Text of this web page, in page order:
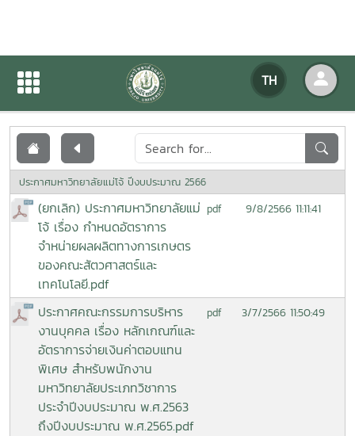
TH
เอกสารเผยแพร่
ประกาศมหาวิทยาลัยแม่โจ้ ปีงบประมาณ 2566
(ยกเลิก) ประกาศมหาวิทยาลัยแม่
โจ้ เรื่อง กำหนดอัตราการ
จำหน่ายผลผลิตทางการเกษตร
ของคณะสัตวศาสตร์และ
เทคโนโลยี.pdf
pdf 9/8/2566 11:11:41
ประกาศคณะกรรมการบริหาร
งานบุคคล เรื่อง หลักเกณฑ์และ
อัตราการจ่ายเงินค่าตอบแทน
พิเศษ สำหรับพนักงาน
มหาวิทยาลัยประเภทวิชาการ
ประจำปีงบประมาณ พ.ศ.2563
ถึงปีงบประมาณ พ.ศ.2565.pdf
pdf 3/7/2566 11:50:49